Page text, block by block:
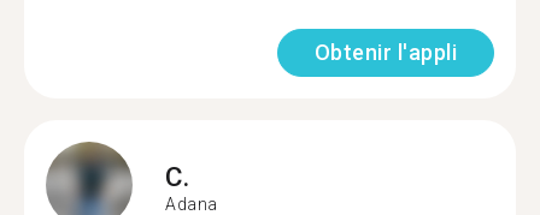
Obtenir l'appli
C.
Adana